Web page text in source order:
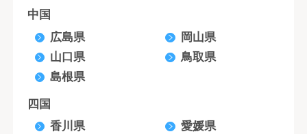
中国
広島県
岡山県
山口県
鳥取県
島根県
四国
香川県
愛媛県